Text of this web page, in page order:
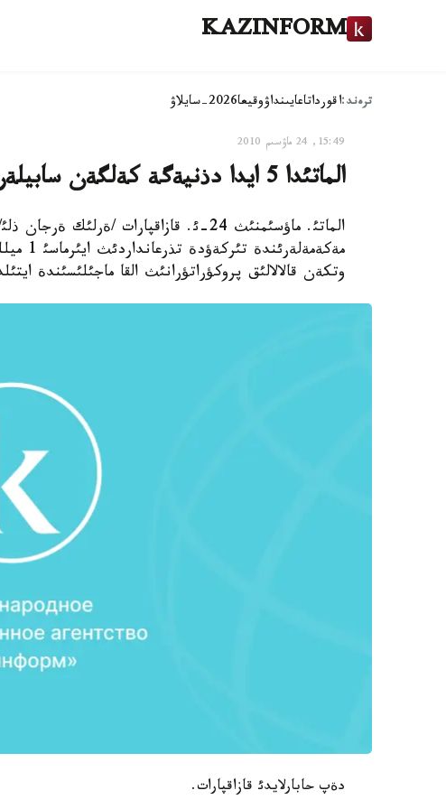
KAZINFORM
ترەند:اقورداتاعايىنداۋوقيعا2026-سايلاۋ
15:49, 24 ماۋسىم 2010
الماتئدا 5 ايدا دذنيةگة كةلگةن سابيلةر سانئ 6،1 پايئزعا ذلعايدئ
الماتئ. ماؤسئمنئث 24-ئ. قازاقپارات /
وتكةن قالالالئق پروكؤراتؤرانئث القا ماجئلئسئندة
دةپ حابارلايدئ قازاقپارات.